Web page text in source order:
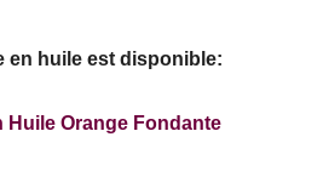
en huile est disponible:
Huile Orange Fondante